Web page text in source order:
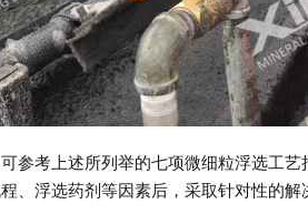
参考上述所列举的七项微细粒浮选工
、浮选药剂等因素后，采取针对性的